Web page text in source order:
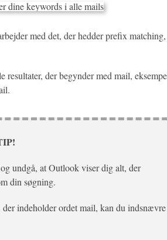
med det, der hedder prefix
der begynder med mail,
undgå, at Outlook viser dig alt, der
din søgning.
der indeholder ordet mail, kan du indsnævre